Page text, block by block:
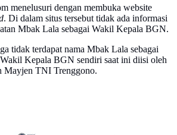
menelusuri dengan membuka website
. Di dalam situs tersebut tidak ada informasi
Mbak Lala sebagai Wakil Kepala BGN.
tidak terdapat nama Mbak Lala sebagai
Kepala BGN sendiri saat ini diisi oleh
Mayjen TNI Trenggono.